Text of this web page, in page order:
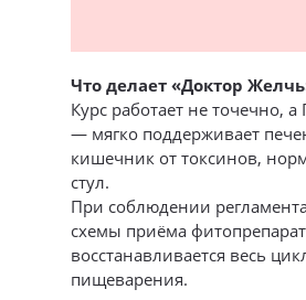
Что делает «Доктор
Курс работает не точечно,
— мягко поддерживает
кишечник от токсинов,
стул.
При соблюдении
схемы приёма
восстанавливается весь
пищеварения.